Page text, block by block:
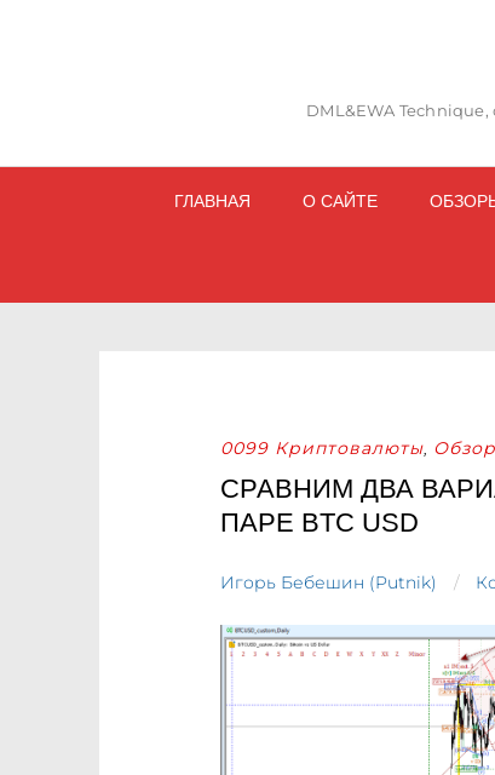
DML&EWA
ГЛАВНАЯ О САЙТЕ
0099 Криптовалюты,
СРАВНИМ ДВА
ПАРЕ BTC USD
Игорь Бебешин (Putnik)